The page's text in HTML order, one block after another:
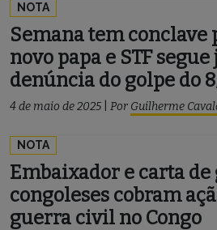
NOTA
Semana tem conclave
novo papa e STF
denúncia do golpe do
4 de maio de 2025 Por Guilherme
NOTA
Embaixador e carta de
congoleses cobram
guerra civil no Congo